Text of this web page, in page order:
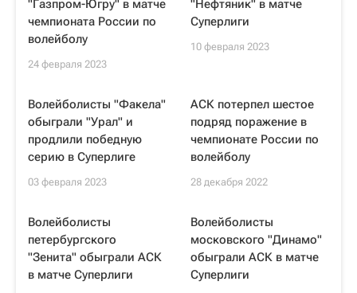
"Газпром-Югру" в матче
чемпионата России по
волейболу
24 февраля 2023
"Нефтяник" в матче
Суперлиги
10 февраля 2023
Волейболисты "Факела"
обыграли "Урал" и
продлили победную
серию в Суперлиге
03 февраля 2023
АСК потерпел шестое
подряд поражение в
чемпионате России по
волейболу
28 декабря 2022
Волейболисты
петербургского
"Зенита" обыграли АСК
в матче Суперлиги
Волейболисты
московского "Динамо"
обыграли АСК в матче
Суперлиги